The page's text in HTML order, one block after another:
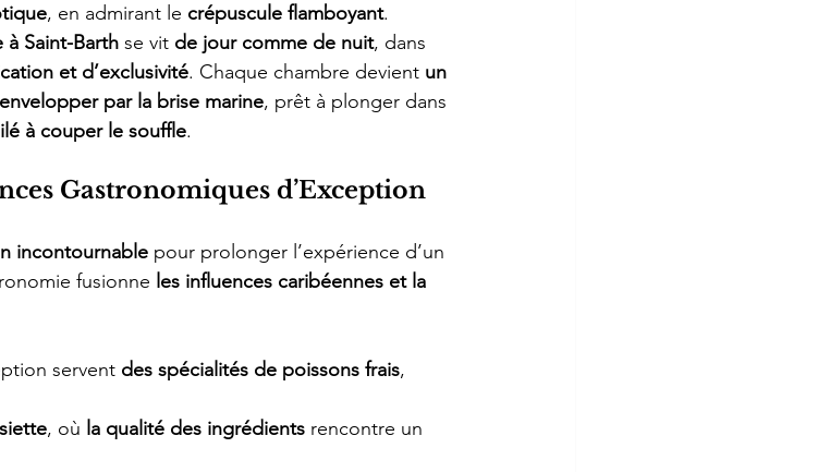
, en admirant le crépuscule flamboyant.
Saint-Barth se vit de jour comme de nuit, dans
et d’exclusivité. Chaque chambre devient un
par la brise marine, prêt à plonger dans
à couper le souffle.
Gastronomiques d’Exception
incontournable pour prolonger l’expérience d’un
fusionne les influences caribéennes et la
servent des spécialités de poissons frais,
, où la qualité des ingrédients rencontre un